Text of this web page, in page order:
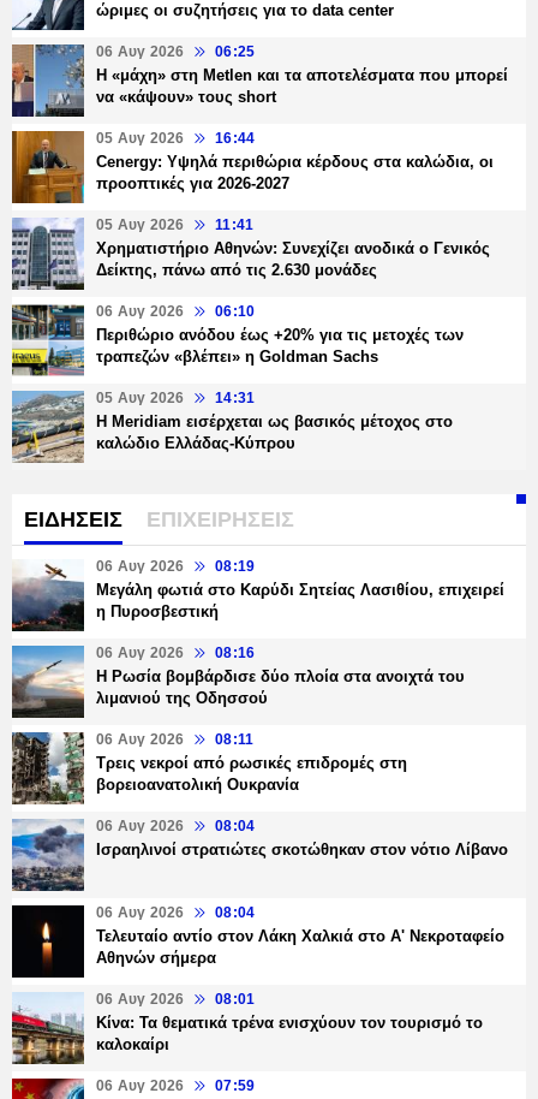
ώριμες οι συζητήσεις για το data center
06 Αυγ 2026 06:25
H «μάχη» στη Metlen και τα αποτελέσματα που μπορεί
να «κάψουν» τους short
05 Αυγ 2026 16:44
Cenergy: Υψηλά περιθώρια κέρδους στα καλώδια, οι
προοπτικές για 2026-2027
05 Αυγ 2026 11:41
Χρηματιστήριο Αθηνών: Συνεχίζει ανοδικά ο Γενικός
Δείκτης, πάνω από τις 2.630 μονάδες
06 Αυγ 2026 06:10
Περιθώριο ανόδου έως +20% για τις μετοχές των
τραπεζών «βλέπει» η Goldman Sachs
05 Αυγ 2026 14:31
Η Meridiam εισέρχεται ως βασικός μέτοχος στο
καλώδιο Ελλάδας-Κύπρου
ΕΙΔΗΣΕΙΣ ΕΠΙΧΕΙΡΗΣΕΙΣ
06 Αυγ 2026 08:19
Μεγάλη φωτιά στο Καρύδι Σητείας Λασιθίου, επιχειρεί
η Πυροσβεστική
06 Αυγ 2026 08:16
Η Ρωσία βομβάρδισε δύο πλοία στα ανοιχτά του
λιμανιού της Οδησσού
06 Αυγ 2026 08:11
Τρεις νεκροί από ρωσικές επιδρομές στη
βορειοανατολική Ουκρανία
06 Αυγ 2026 08:04
Ισραηλινοί στρατιώτες σκοτώθηκαν στον νότιο Λίβανο
06 Αυγ 2026 08:04
Τελευταίο αντίο στον Λάκη Χαλκιά στο Α' Νεκροταφείο
Αθηνών σήμερα
06 Αυγ 2026 08:01
Κίνα: Τα θεματικά τρένα ενισχύουν τον τουρισμό το
καλοκαίρι
06 Αυγ 2026 07:59